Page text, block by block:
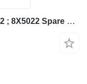
Caterpillar 建設機械のための8X-5022 ; 8X5022 Spare Part Caterpillar